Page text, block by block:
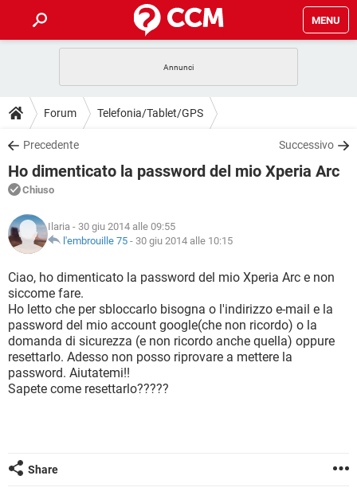
MENU
INTRATTENIMENTO ANDROID
iOS
INSTAGRAM WHATSAPP
TIKTOK
HARDWARE
GUIDE
COVID-19 GAMING
iOS
INSTAGRAM
TIKTOK FACEBOOK
DOWNLOAD
COVID-19 GAMING
INTRATTENIMENTO
iOS
INSTAGRAM
TIKTOK FACEBOOK
HARDWARE
FORUM
COVID-19
INTRATTENIMENTO ANDROID
INSTAGRAM
TIKTOK FACEBOOK
HARDWARE
GLOSSARIO
COVID-19
INTRATTENIMENTO ANDROID
iOS WINDOWS 10
INSTAGRAM WHATSAPP
TIKTOK FACEBOOK
HARDWARE
Forum Telefonia/Tablet/GPS
Precedente Successivo
Ho dimenticato la password del mio Xperia Arc
Chiuso
Ilaria - 30 giu 2014 alle 09:55
l'embrouille 75 - 30 giu 2014 alle 10:15
Ciao, ho dimenticato la password del mio Xperia Arc e non
siccome fare.
Ho letto che per sbloccarlo bisogna o l'indirizzo e-mail e la
password del mio account google(che non ricordo) o la
domanda di sicurezza (e non ricordo anche quella) oppure
resettarlo. Adesso non posso riprovare a mettere la
password. Aiutatemi!!
Sapete come resettarlo?????
Share